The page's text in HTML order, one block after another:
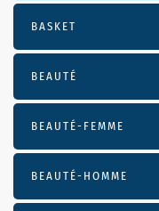
BASKET
BEAUTÉ
BEAUTÉ-FEMME
BEAUTÉ-HOMME